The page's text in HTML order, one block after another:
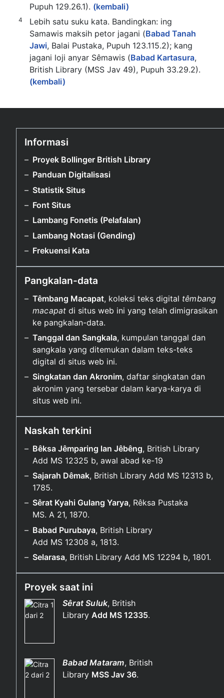
Pupuh 129.26.1). (kembali)
4
Lebih satu suku kata. Bandingkan: ing
Samawis maksih petor jagani (Babad Tanah
Jawi, Balai Pustaka, Pupuh 123.115.2); kang
jagani loji anyar Sêmawis (Babad Kartasura,
British Library (MSS Jav 49), Pupuh 33.29.2).
(kembali)
Informasi
Proyek Bollinger British Library
Panduan Digitalisasi
Statistik Situs
Font Situs
Lambang Fonetis (Pelafalan)
Lambang Notasi (Gending)
Frekuensi Kata
Pangkalan-data
Têmbang Macapat, koleksi teks digital têmbang
macapat di situs web ini yang telah dimigrasikan
ke pangkalan-data.
Tanggal dan Sangkala, kumpulan tanggal dan
sangkala yang ditemukan dalam teks-teks
digital di situs web ini.
Singkatan dan Akronim, daftar singkatan dan
akronim yang tersebar dalam karya-karya di
situs web ini.
Naskah terkini
Bêksa Jêmparing lan Jêbêng, British Library
Add MS 12325 b, awal abad ke-⁠19
Sajarah Dêmak, British Library Add MS 12313 b,
1785.
Sêrat Kyahi Gulang Yarya, Rêksa Pustaka
MS. A 21, 1870.
Babad Purubaya, British Library
Add MS 12308 a, 1813.
Selarasa, British Library Add MS 12294 b, 1801.
Proyek saat ini
Sêrat Suluk, British
Library Add MS 12335.
Babad Mataram, British
Library MSS Jav 36.